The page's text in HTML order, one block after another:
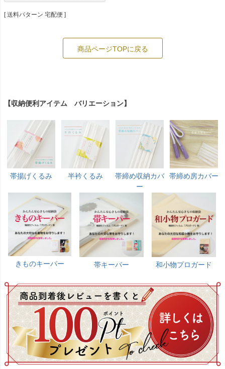
送料パターン 宅配便
商品ページTOPに戻る
【収納便利アイテム バリエーション】
帯揚げくるみ 半衿くるみ
帯締め収納カバ
ー
帯締め房カバー
きものキーパー 帯キーパー 和小物プロガード